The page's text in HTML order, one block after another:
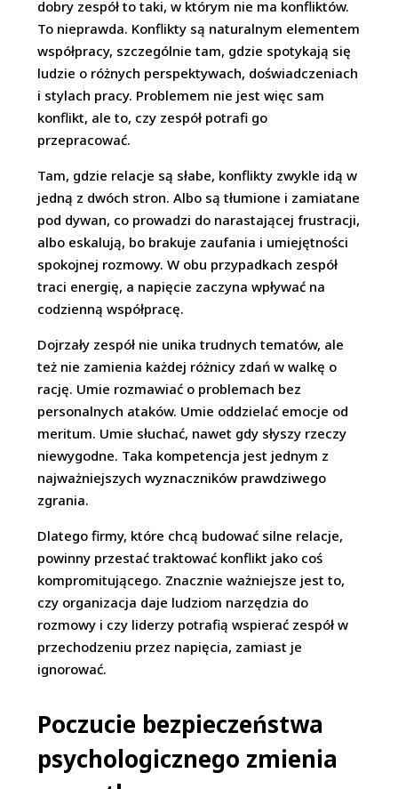
dobry zespół to taki, w którym nie ma konfliktów.
To nieprawda. Konflikty są naturalnym elementem
współpracy, szczególnie tam, gdzie spotykają się
ludzie o różnych perspektywach, doświadczeniach
i stylach pracy. Problemem nie jest więc sam
konflikt, ale to, czy zespół potrafi go
przepracować.
Tam, gdzie relacje są słabe, konflikty zwykle idą w
jedną z dwóch stron. Albo są tłumione i zamiatane
pod dywan, co prowadzi do narastającej frustracji,
albo eskalują, bo brakuje zaufania i umiejętności
spokojnej rozmowy. W obu przypadkach zespół
traci energię, a napięcie zaczyna wpływać na
codzienną współpracę.
Dojrzały zespół nie unika trudnych tematów, ale
też nie zamienia każdej różnicy zdań w walkę o
rację. Umie rozmawiać o problemach bez
personalnych ataków. Umie oddzielać emocje od
meritum. Umie słuchać, nawet gdy słyszy rzeczy
niewygodne. Taka kompetencja jest jednym z
najważniejszych wyznaczników prawdziwego
zgrania.
Dlatego firmy, które chcą budować silne relacje,
powinny przestać traktować konflikt jako coś
kompromitującego. Znacznie ważniejsze jest to,
czy organizacja daje ludziom narzędzia do
rozmowy i czy liderzy potrafią wspierać zespół w
przechodzeniu przez napięcia, zamiast je
ignorować.
Poczucie bezpieczeństwa
psychologicznego zmienia